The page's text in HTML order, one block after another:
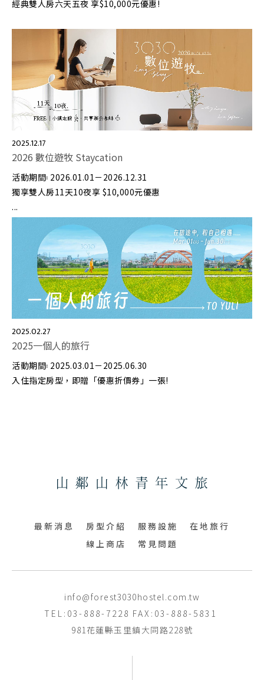
經典雙人房六天五夜 享$10,000元優惠!
2025.12.17
2026 數位遊牧 Staycation
活動期間⦂ 2026.01.01－2026.12.31
獨享雙人房11天10夜享 $10,000元優惠
...
2025.02.27
2025一個人的旅行
活動期間⦂ 2025.03.01－2025.06.30
入住指定房型，即贈「優惠折價券」一張!
最新消息 房型介紹 服務設施
在地旅行
線上商店
常見問題
info@forest3030hostel.com.tw
TEL:03-888-7228 FAX:03-888-5831
981花蓮縣玉里鎮大同路228號